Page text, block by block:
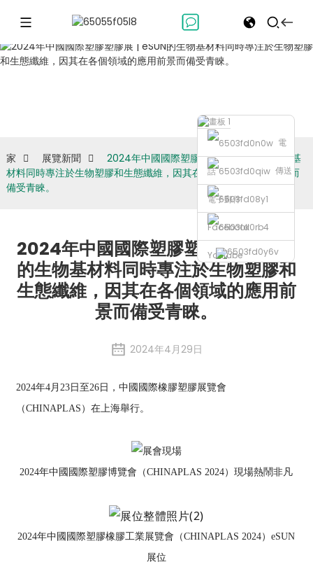
電
話 傳送
電子郵件
Facebook
Youtube
家 展覽新聞
2024年中國國際塑膠塑膠展 | eSUN的生物基
材料同時專注於生物塑膠和生態纖維，因其在各個領域的應用前景而
備受青睞。
2024年中國國際塑膠塑膠展 | eSUN
的生物基材料同時專注於生物塑膠和
生態纖維，因其在各個領域的應用前
景而備受青睞。
2024年4月29日
2024年4月23日至26日，中國國際橡膠塑膠展覽會
（CHINAPLAS）在上海舉行。
2024年中國國際塑膠博覽會（CHINAPLAS 2024）現場熱鬧非凡
2024年中國國際塑膠橡膠工業展覽會（CHINAPLAS 2024）eSUN
展位